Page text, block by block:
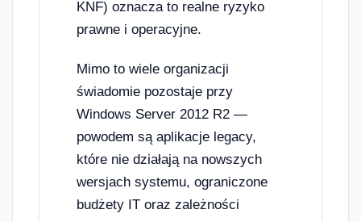
KNF) oznacza to realne ryzyko
prawne i operacyjne.
Mimo to wiele organizacji
świadomie pozostaje przy
Windows Server 2012 R2 —
powodem są aplikacje legacy,
które nie działają na nowszych
wersjach systemu, ograniczone
budżety IT oraz zależności